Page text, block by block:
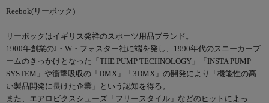
Reebok(リーボック)
リーボックはイギリス発祥のスポーツ用品ブランド。
1900年創業のJ・W・フォスター社に端を発し、1990年代のスニーカーブ
ームのきっかけとなった「THE PUMP TECHNOLOGY」「INSTA PUMP
SYSTEM」や衝撃吸収の「DMX」「3DMX」の開発により「機能性の高
い製品開発に長けた企業」という認知を得る。
また、エアロビクスシューズ「フリースタイル」などのヒットによっ